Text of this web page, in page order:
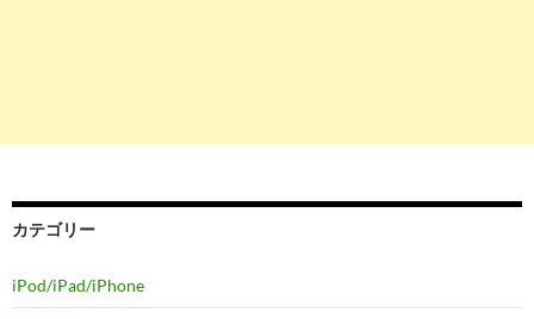
カテゴリー
iPod/iPad/iPhone